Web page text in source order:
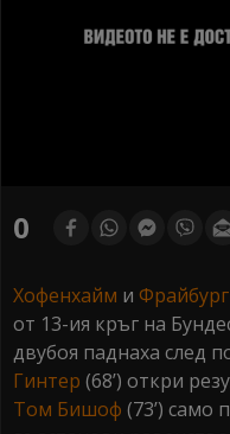
of0
Хофенхайм и Фрайбург
от 13-ия кръг на
двубоя паднаха след
Гинтер (68’) откри
Том Бишоф (73’) само